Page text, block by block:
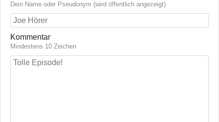
Dein Name oder Pseudonym (wird öffentlich angezeigt)
Kommentar
Mindestens 10 Zeichen